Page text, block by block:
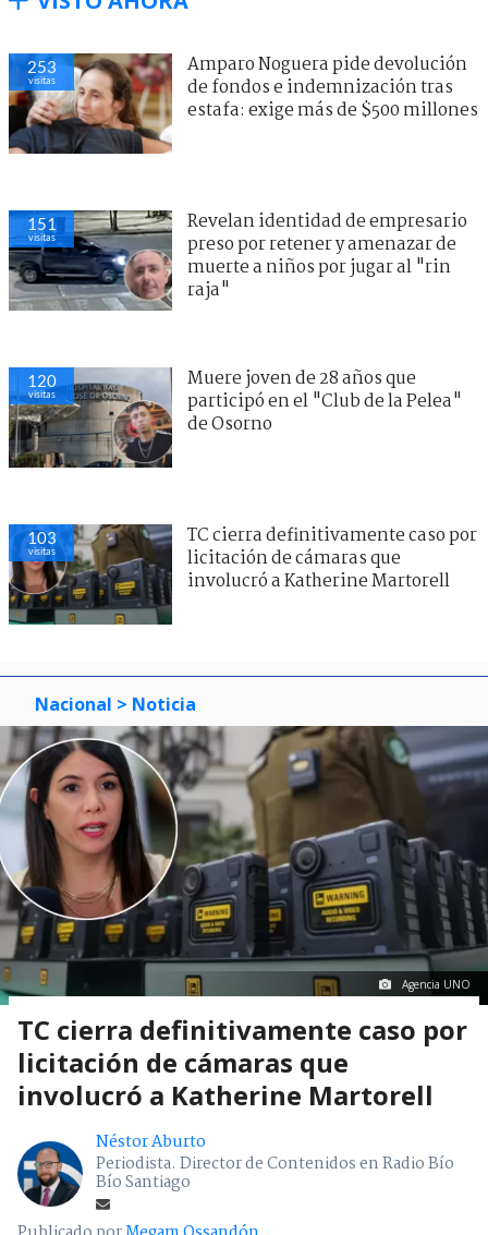
253
visitas
Amparo Noguera pide devolución
de fondos e indemnización tras
estafa: exige más de $500 millones
151
visitas
Revelan identidad de empresario
preso por retener y amenazar de
muerte a niños por jugar al "rin
raja"
120
visitas
Muere joven de 28 años que
participó en el "Club de la Pelea"
de Osorno
103
visitas
TC cierra definitivamente caso por
licitación de cámaras que
involucró a Katherine Martorell
Nacional > Noticia
Agencia UNO
TC cierra definitivamente caso por
licitación de cámaras que
involucró a Katherine Martorell
Néstor Aburto
Periodista. Director de Contenidos en Radio Bío
Bío Santiago